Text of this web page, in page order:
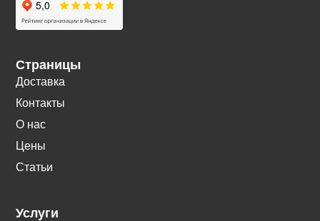
Страницы
Доставка
Контакты
О нас
Цены
Статьи
Услуги